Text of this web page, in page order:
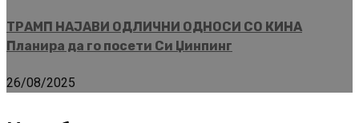
ТРАМП НАЈАВИ ОДЛИЧНИ ОДНОСИ СО КИНА
Планира да го посети Си Џинпинг
26/08/2025